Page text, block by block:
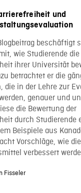
und
beschäftigt
wie Studierende die
ihrer Universität
betrachtet er die
die in der Lehre zur
genauer und
die Bewertung der
durch Studierende
Beispiele aus
Vorschläge, wie die
verbessert
Fisseler